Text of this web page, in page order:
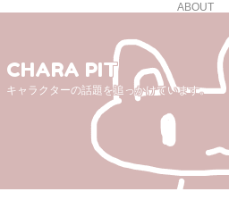
ABOUT
CHARA PIT
キャラクターの話題を追っかけています。